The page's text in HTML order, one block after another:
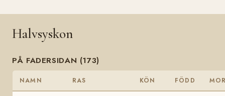
Halvsyskon
PÅ FADERSIDAN (173)
NAMN RAS KÖN FÖDD